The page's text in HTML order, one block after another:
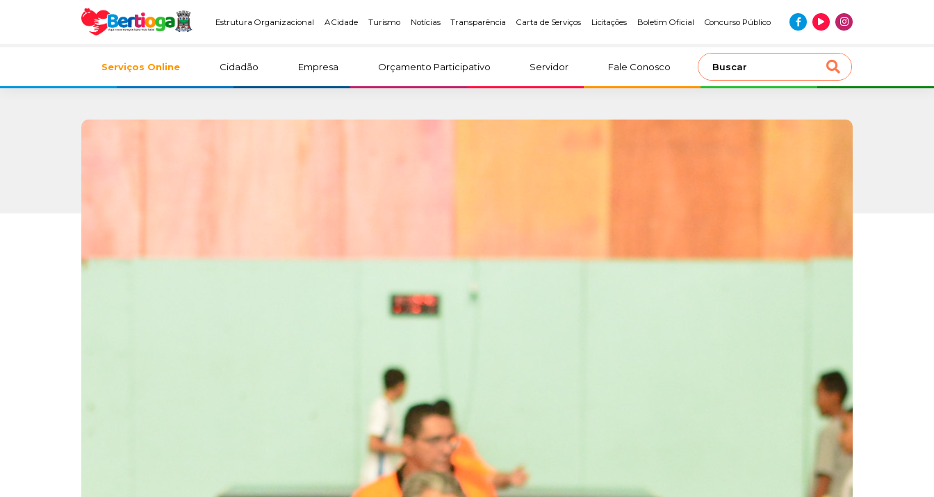
Estrutura Organizacional A Cidade Turismo Notícias Transparência Carta de Serviços Licitações Boletim Oficial Concurso Público
Serviços Online Cidadão Empresa Orçamento Participativo Servidor Fale Conosco